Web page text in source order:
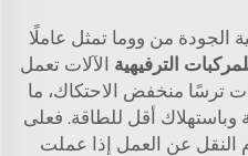
الجودة من ووما تمثل عاملًا
الترفيهية
الآلات تعمل
ترسًا منخفض الاحتكاك، ما
أقل للطاقة. فعلى
النقل عن العمل إذا عملت